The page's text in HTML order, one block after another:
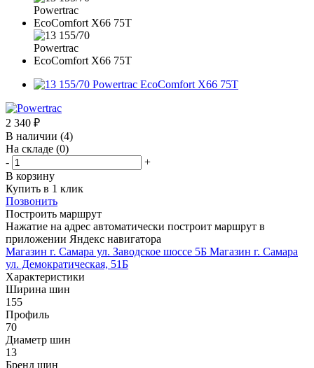
2 340 ₽
В наличии (4)
На складе (0)
-
+
В корзину
Купить в 1 клик
Позвонить
Построить маршрут
Нажатие на адрес автоматически построит маршрут в
приложении Яндекс навигатора
Магазин г. Самара ул. Заводское шоссе 5Б Магазин г. Самара
ул. Демократическая, 51Б
Характеристики
Ширина шин
155
Профиль
70
Диаметр шин
13
Бренд шин